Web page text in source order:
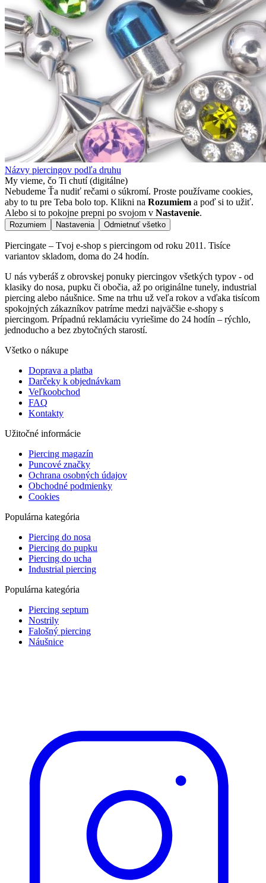
Názvy piercingov podľa druhu
My vieme, čo Ti chutí (digitálne)
Nebudeme Ťa nudiť rečami o súkromí. Proste používame cookies,
aby to tu pre Teba bolo top. Klikni na Rozumiem a poď si to užiť.
Alebo si to pokojne prepni po svojom v Nastavenie.
Rozumiem Nastavenia Odmietnuť všetko
Piercingate – Tvoj e-shop s piercingom od roku 2011. Tisíce
variantov skladom, doma do 24 hodín.
U nás vyberáš z obrovskej ponuky piercingov všetkých typov - od
klasiky do nosa, pupku či obočia, až po originálne tunely, industrial
piercing alebo náušnice. Sme na trhu už veľa rokov a vďaka tisícom
spokojných zákazníkov patríme medzi najväčšie e-shopy s
piercingom. Prípadnú reklamáciu vyriešime do 24 hodín – rýchlo,
jednoducho a bez zbytočných starostí.
Všetko o nákupe
Doprava a platba
Darčeky k objednávkam
Veľkoobchod
FAQ
Kontakty
Užitočné informácie
Piercing magazín
Puncové značky
Ochrana osobných údajov
Obchodné podmienky
Cookies
Populárna kategória
Piercing do nosa
Piercing do pupku
Piercing do ucha
Industrial piercing
Populárna kategória
Piercing septum
Nostrily
Falošný piercing
Náušnice